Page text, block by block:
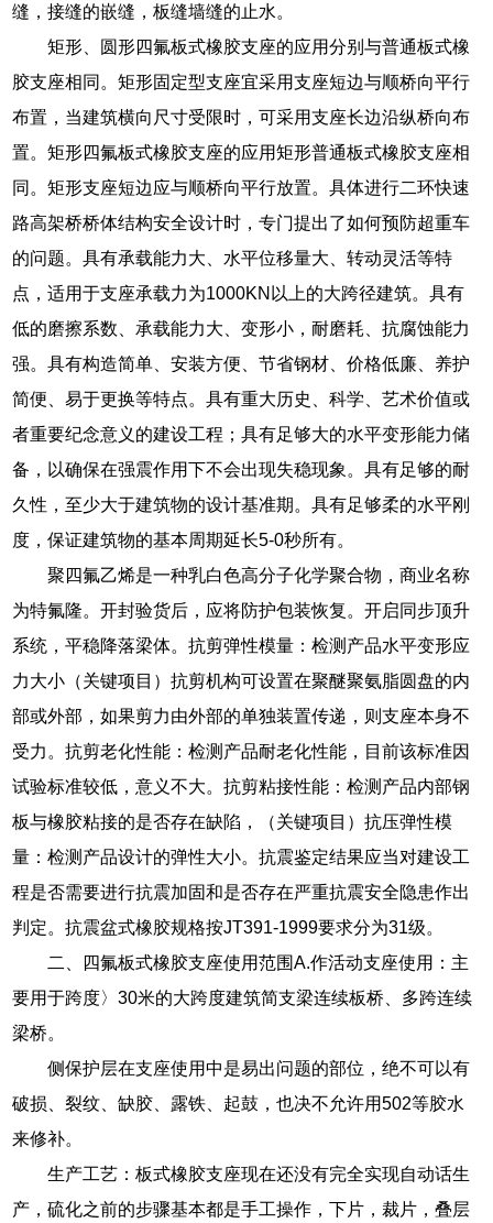
缝，接缝的嵌缝，板缝墙缝的止水。
矩形、圆形四氟板式橡胶支座的应用分别与普通板式橡
胶支座相同。矩形固定型支座宜采用支座短边与顺桥向平行
布置，当建筑横向尺寸受限时，可采用支座长边沿纵桥向布
置。矩形四氟板式橡胶支座的应用矩形普通板式橡胶支座相
同。矩形支座短边应与顺桥向平行放置。具体进行二环快速
路高架桥桥体结构安全设计时，专门提出了如何预防超重车
的问题。具有承载能力大、水平位移量大、转动灵活等特
点，适用于支座承载力为1000KN以上的大跨径建筑。具有
低的磨擦系数、承载能力大、变形小，耐磨耗、抗腐蚀能力
强。具有构造简单、安装方便、节省钢材、价格低廉、养护
简便、易于更换等特点。具有重大历史、科学、艺术价值或
者重要纪念意义的建设工程；具有足够大的水平变形能力储
备，以确保在强震作用下不会出现失稳现象。具有足够的耐
久性，至少大于建筑物的设计基准期。具有足够柔的水平刚
度，保证建筑物的基本周期延长5-0秒所有。
聚四氟乙烯是一种乳白色高分子化学聚合物，商业名称
为特氟隆。开封验货后，应将防护包装恢复。开启同步顶升
系统，平稳降落梁体。抗剪弹性模量：检测产品水平变形应
力大小（关键项目）抗剪机构可设置在聚醚聚氨脂圆盘的内
部或外部，如果剪力由外部的单独装置传递，则支座本身不
受力。抗剪老化性能：检测产品耐老化性能，目前该标准因
试验标准较低，意义不大。抗剪粘接性能：检测产品内部钢
板与橡胶粘接的是否存在缺陷，（关键项目）抗压弹性模
量：检测产品设计的弹性大小。抗震鉴定结果应当对建设工
程是否需要进行抗震加固和是否存在严重抗震安全隐患作出
判定。抗震盆式橡胶规格按JT391-1999要求分为31级。
二、四氟板式橡胶支座使用范围A.作活动支座使用：主
要用于跨度〉30米的大跨度建筑简支梁连续板桥、多跨连续
梁桥。
侧保护层在支座使用中是易出问题的部位，绝不可以有
破损、裂纹、缺胶、露铁、起鼓，也决不允许用502等胶水
来修补。
生产工艺：板式橡胶支座现在还没有完全实现自动话生
产，硫化之前的步骤基本都是手工操作，下片，裁片，叠层